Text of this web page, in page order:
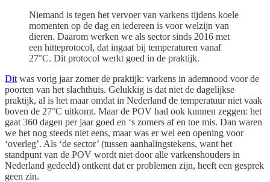
Niemand is tegen het vervoer van varkens tijdens koele
momenten op de dag en iedereen is voor welzijn van
dieren. Daarom werken we als sector sinds 2016 met
een hitteprotocol, dat ingaat bij temperaturen vanaf
27°C. Dit protocol werkt goed in de praktijk.
Dit was vorig jaar zomer de praktijk: varkens in ademnood voor de
poorten van het slachthuis. Gelukkig is dat niet de dagelijkse
praktijk, al is het maar omdat in Nederland de temperatuur niet vaak
boven de 27°C uitkomt. Maar de POV had ook kunnen zeggen: het
gaat 360 dagen per jaar goed en ‘s zomers af en toe mis. Dan waren
we het nog steeds niet eens, maar was er wel een opening voor
‘overleg’. Als ‘de sector’ (tussen aanhalingstekens, want het
standpunt van de POV wordt niet door alle varkenshouders in
Nederland gedeeld) ontkent dat er problemen zijn, heeft een gesprek
geen zin.